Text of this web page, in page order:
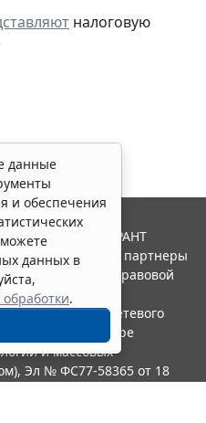
налоговую
данные
и обеспечения
данных в
.
Система ГАРАНТ
"Гарант" и ее партнеры
ассоциации правовой
в качестве сетевого
по надзору в сфере
и массовых
Эл № ФС77-58365 от 18